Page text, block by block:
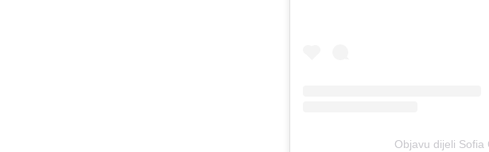
Objavu dijeli Sofia